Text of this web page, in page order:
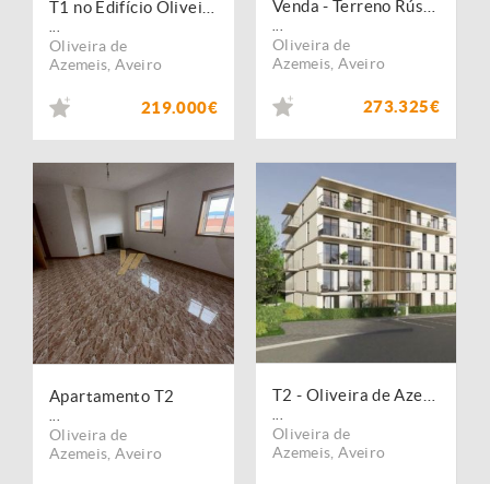
Oliveira de
Azemeis ,Aveiro
219.000€
Oliveira de
Azemeis ,Aveiro
273.325€
Apartamento T2
Oliveira de
Azemeis ,Aveiro
Oliveira de
Azemeis ,Aveiro